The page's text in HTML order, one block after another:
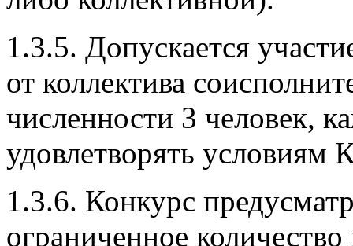
1.3.5. Допускается
от коллектива
численности 3 человек,
удовлетворять условиям
1.3.6. Конкурс
ограниченное